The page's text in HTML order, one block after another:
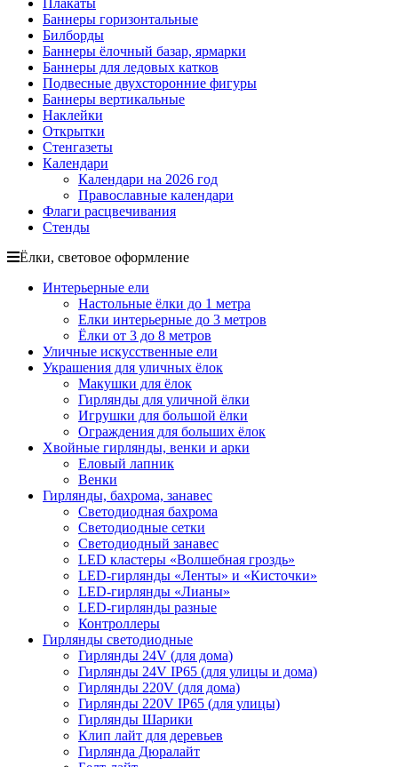
пожилых людей
5 октября, День учителя
19 октября, День Отца
25 октября, День Таможенника
Российской Федерации
28 октября, День Бабушек и Дедушек
Хэллоуин
4 ноября, День народного единства
7 ноября, День проведения военного
парада на Красной площади
7 ноября, День Октябрьской
революции
10 ноября, День сотрудника органов
внутренних дел РФ
13 ноября, День Войск РХБЗ
19 ноября, День Ракетных Войск и
Артиллерии
День матери (последнее воскресенье
5 декабря, День начала
контрнаступления советских войск
9 декабря, Международный день
борьбы с коррупцией
9 декабря, День Героев Отечества
12 декабря, День конституции РФ
20 декабря, День работника органов
безопасности
Новогоднее оформление
Рождество Христово
19 января, Крещение Господне
22 января, День дедушки
25 января, Татьянин день
14 февраля, День Святого
Плакаты
Баннеры горизонтальные
Билборды
Баннеры ёлочный базар, ярмарки
Баннеры для ледовых катков
Подвесные двухсторонние фигуры
Баннеры вертикальные
Наклейки
Открытки
Стенгазеты
Календари
Календари на 2026 год
Православные календари
Флаги расцвечивания
Стенды
Ёлки, световое оформление
Интерьерные ели
Настольные ёлки до 1 метра
Елки интерьерные до 3 метров
Ёлки от 3 до 8 метров
Уличные искусственные ели
Украшения для уличных ёлок
Макушки для ёлок
Гирлянды для уличной ёлки
Игрушки для большой ёлки
Ограждения для больших ёлок
Хвойные гирлянды, венки и арки
Еловый лапник
Венки
Гирлянды, бахрома, занавес
Светодиодная бахрома
Светодиодные сетки
Светодиодный занавес
LED кластеры «Волшебная гроздь»
LED-гирлянды «Ленты» и «Кисточки»
LED-гирлянды «Лианы»
LED-гирлянды разные
Контроллеры
Гирлянды светодиодные
Гирлянды 24V (для дома)
Гирлянды 24V IP65 (для улицы и дома)
Гирлянды 220V (для дома)
Гирлянды 220V IP65 (для улицы)
Гирлянды Шарики
Клип лайт для деревьев
Гирлянда Дюралайт